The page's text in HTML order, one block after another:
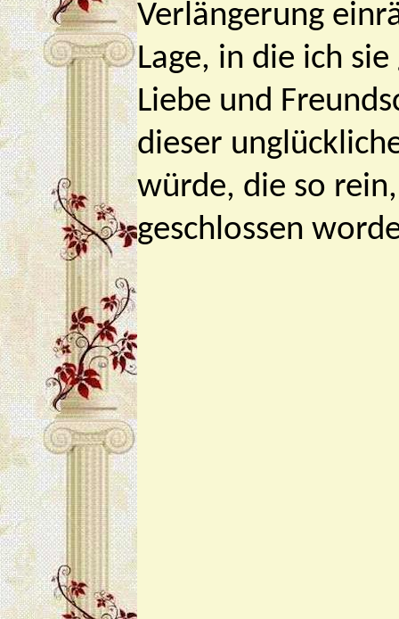
Verlängerung
Lage, in die ich
Liebe und
dieser
würde, die so
geschlossen